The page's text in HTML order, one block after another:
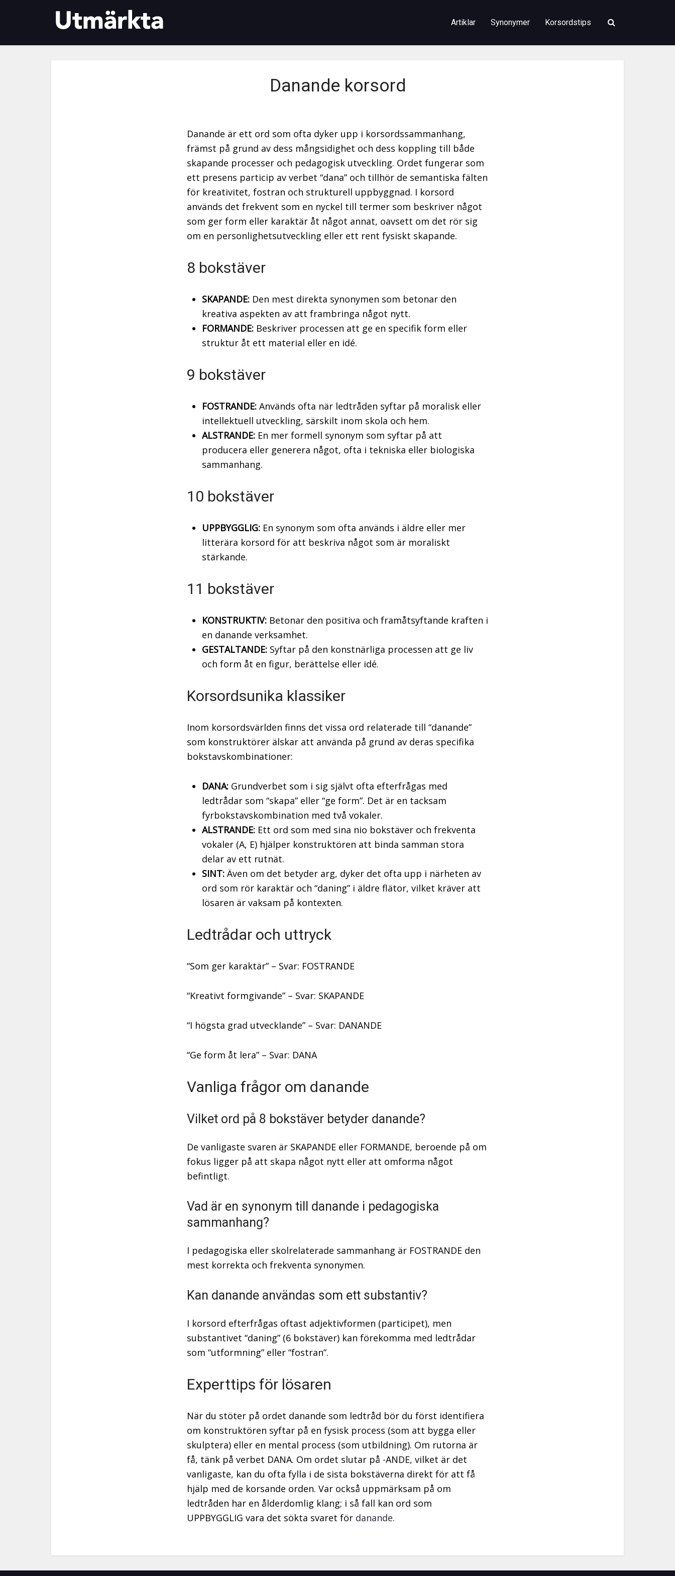
Artiklar Synonymer Korsordstips
Danande korsord
Danande är ett ord som ofta dyker upp i korsordssammanhang,
främst på grund av dess mångsidighet och dess koppling till både
skapande processer och pedagogisk utveckling. Ordet fungerar som
ett presens particip av verbet “dana” och tillhör de semantiska fälten
för kreativitet, fostran och strukturell uppbyggnad. I korsord
används det frekvent som en nyckel till termer som beskriver något
som ger form eller karaktär åt något annat, oavsett om det rör sig
om en personlighetsutveckling eller ett rent fysiskt skapande.
8 bokstäver
SKAPANDE: Den mest direkta synonymen som betonar den
kreativa aspekten av att frambringa något nytt.
FORMANDE: Beskriver processen att ge en specifik form eller
struktur åt ett material eller en idé.
9 bokstäver
FOSTRANDE: Används ofta när ledtråden syftar på moralisk eller
intellektuell utveckling, särskilt inom skola och hem.
ALSTRANDE: En mer formell synonym som syftar på att
producera eller generera något, ofta i tekniska eller biologiska
sammanhang.
10 bokstäver
UPPBYGGLIG: En synonym som ofta används i äldre eller mer
litterära korsord för att beskriva något som är moraliskt
stärkande.
11 bokstäver
KONSTRUKTIV: Betonar den positiva och framåtsyftande kraften i
en danande verksamhet.
GESTALTANDE: Syftar på den konstnärliga processen att ge liv
och form åt en figur, berättelse eller idé.
Korsordsunika klassiker
Inom korsordsvärlden finns det vissa ord relaterade till “danande”
som konstruktörer älskar att använda på grund av deras specifika
bokstavskombinationer:
DANA: Grundverbet som i sig självt ofta efterfrågas med
ledtrådar som “skapa” eller “ge form”. Det är en tacksam
fyrbokstavskombination med två vokaler.
ALSTRANDE: Ett ord som med sina nio bokstäver och frekventa
vokaler (A, E) hjälper konstruktören att binda samman stora
delar av ett rutnät.
SINT: Även om det betyder arg, dyker det ofta upp i närheten av
ord som rör karaktär och “daning” i äldre flätor, vilket kräver att
lösaren är vaksam på kontexten.
Ledtrådar och uttryck
“Som ger karaktär” – Svar: FOSTRANDE
“Kreativt formgivande” – Svar: SKAPANDE
“I högsta grad utvecklande” – Svar: DANANDE
“Ge form åt lera” – Svar: DANA
Vanliga frågor om danande
Vilket ord på 8 bokstäver betyder danande?
De vanligaste svaren är SKAPANDE eller FORMANDE, beroende på om
fokus ligger på att skapa något nytt eller att omforma något
befintligt.
Vad är en synonym till danande i pedagogiska
sammanhang?
I pedagogiska eller skolrelaterade sammanhang är FOSTRANDE den
mest korrekta och frekventa synonymen.
Kan danande användas som ett substantiv?
I korsord efterfrågas oftast adjektivformen (participet), men
substantivet “daning” (6 bokstäver) kan förekomma med ledtrådar
som “utformning” eller “fostran”.
Experttips för lösaren
När du stöter på ordet danande som ledtråd bör du först identifiera
om konstruktören syftar på en fysisk process (som att bygga eller
skulptera) eller en mental process (som utbildning). Om rutorna är
få, tänk på verbet DANA. Om ordet slutar på -ANDE, vilket är det
vanligaste, kan du ofta fylla i de sista bokstäverna direkt för att få
hjälp med de korsande orden. Var också uppmärksam på om
ledtråden har en ålderdomlig klang; i så fall kan ord som
UPPBYGGLIG vara det sökta svaret för danande.